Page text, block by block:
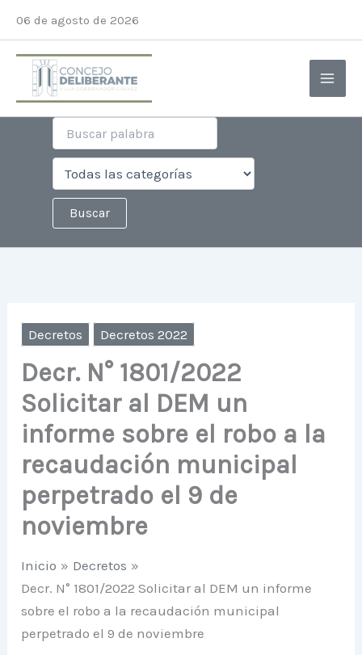
contenido
06 de agosto de 2026
Decretos Decretos 2022
Decr. N° 1801/2022
Solicitar al DEM un
informe sobre el robo a la
recaudación municipal
perpetrado el 9 de
noviembre
Inicio
Decretos
Decr. N° 1801/2022 Solicitar al DEM un informe
sobre el robo a la recaudación municipal
perpetrado el 9 de noviembre